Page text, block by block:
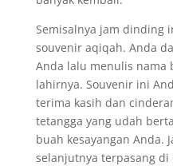
Semisalnya jam dinding
souvenir aqiqah. Anda
Anda lalu menulis nama
lahirnya. Souvenir ini
terima kasih dan
tetangga yang udah
buah kesayangan Anda.
selanjutnya terpasang